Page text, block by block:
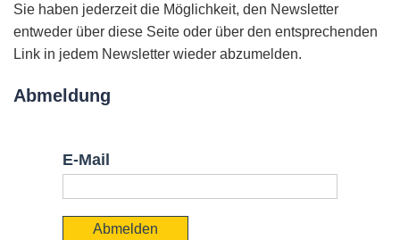
Sie haben jederzeit die Möglichkeit, den Newsletter
entweder über diese Seite oder über den entsprechenden
Link in jedem Newsletter wieder abzumelden.
Abmeldung
E-Mail
Abmelden